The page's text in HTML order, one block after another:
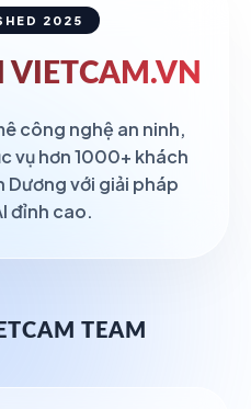
2025
VIETCAM.VN
công nghệ an ninh,
vụ hơn 1000+ khách
Dương với giải pháp
đỉnh cao.
TEAM